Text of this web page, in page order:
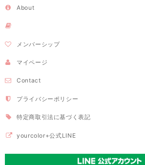
About
メンバーシップ
マイページ
Contact
プライバシーポリシー
特定商取引法に基づく表記
yourcolor+公式LINE